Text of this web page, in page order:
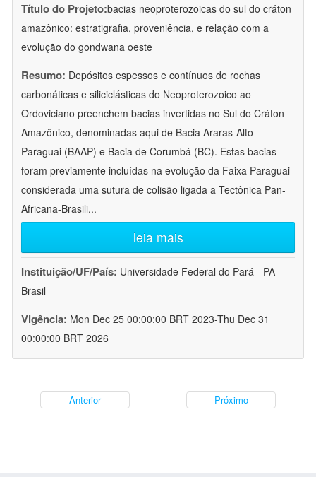
Título do Projeto:bacias neoproterozoicas do sul do cráton
amazônico: estratigrafia, proveniência, e relação com a
evolução do gondwana oeste
Resumo: Depósitos espessos e contínuos de rochas
carbonáticas e siliciclásticas do Neoproterozoico ao
Ordoviciano preenchem bacias invertidas no Sul do Cráton
Amazônico, denominadas aqui de Bacia Araras-Alto
Paraguai (BAAP) e Bacia de Corumbá (BC). Estas bacias
foram previamente incluídas na evolução da Faixa Paraguai
considerada uma sutura de colisão ligada a Tectônica Pan-
Africana-Brasili...
leia mais
Instituição/UF/País: Universidade Federal do Pará - PA -
Brasil
Vigência: Mon Dec 25 00:00:00 BRT 2023-Thu Dec 31
00:00:00 BRT 2026
Anterior Próximo